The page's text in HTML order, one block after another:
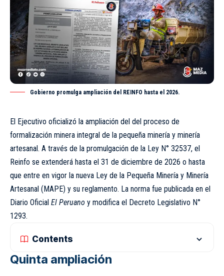
Gobierno promulga ampliación del REINFO hasta el 2026.
El Ejecutivo oficializó la ampliación del del proceso de
formalización minera integral de la pequeña minería y minería
artesanal. A través de la promulgación de la Ley N° 32537, el
Reinfo se extenderá hasta el 31 de diciembre de 2026 o hasta
que entre en vigor la nueva Ley de la Pequeña Minería y Minería
Artesanal (MAPE) y su reglamento. La norma fue publicada en el
Diario Oficial El Peruano y modifica el Decreto Legislativo N°
1293.
Contents
Quinta ampliación